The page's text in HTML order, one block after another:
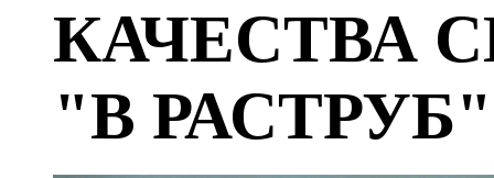
КАЧЕСТВА
"В РАСТРУБ"